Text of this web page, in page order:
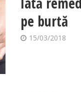
pe burtă
15/03/2018